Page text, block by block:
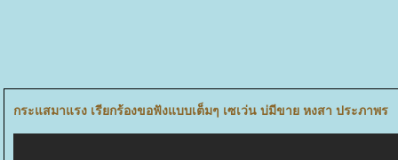
กระแสมาแรง เรียกร้องขอฟังแบบเต็มๆ เซเว่น บ่มีขาย หงสา ประภาพร